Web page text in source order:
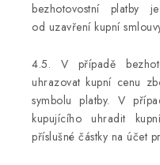
bezhotovostní
od uzavření kupní
4.5. V případě
uhrazovat kupní cenu
symbolu platby. V
kupujícího uhradit
příslušné částky na účet